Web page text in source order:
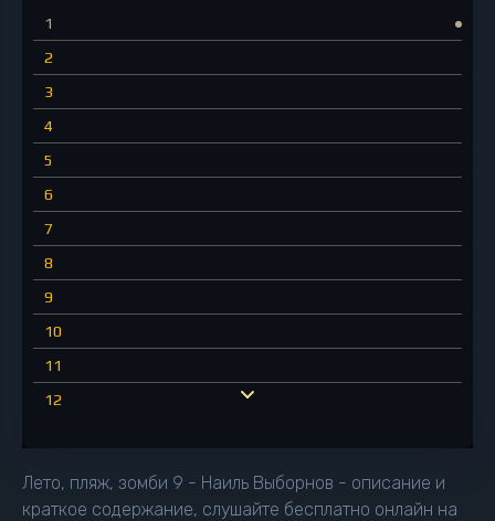
1
2
3
4
5
6
7
8
9
10
11
12
15
Лето, пляж, зомби 9 - Наиль Выборнов - описание и
краткое содержание, слушайте бесплатно онлайн на